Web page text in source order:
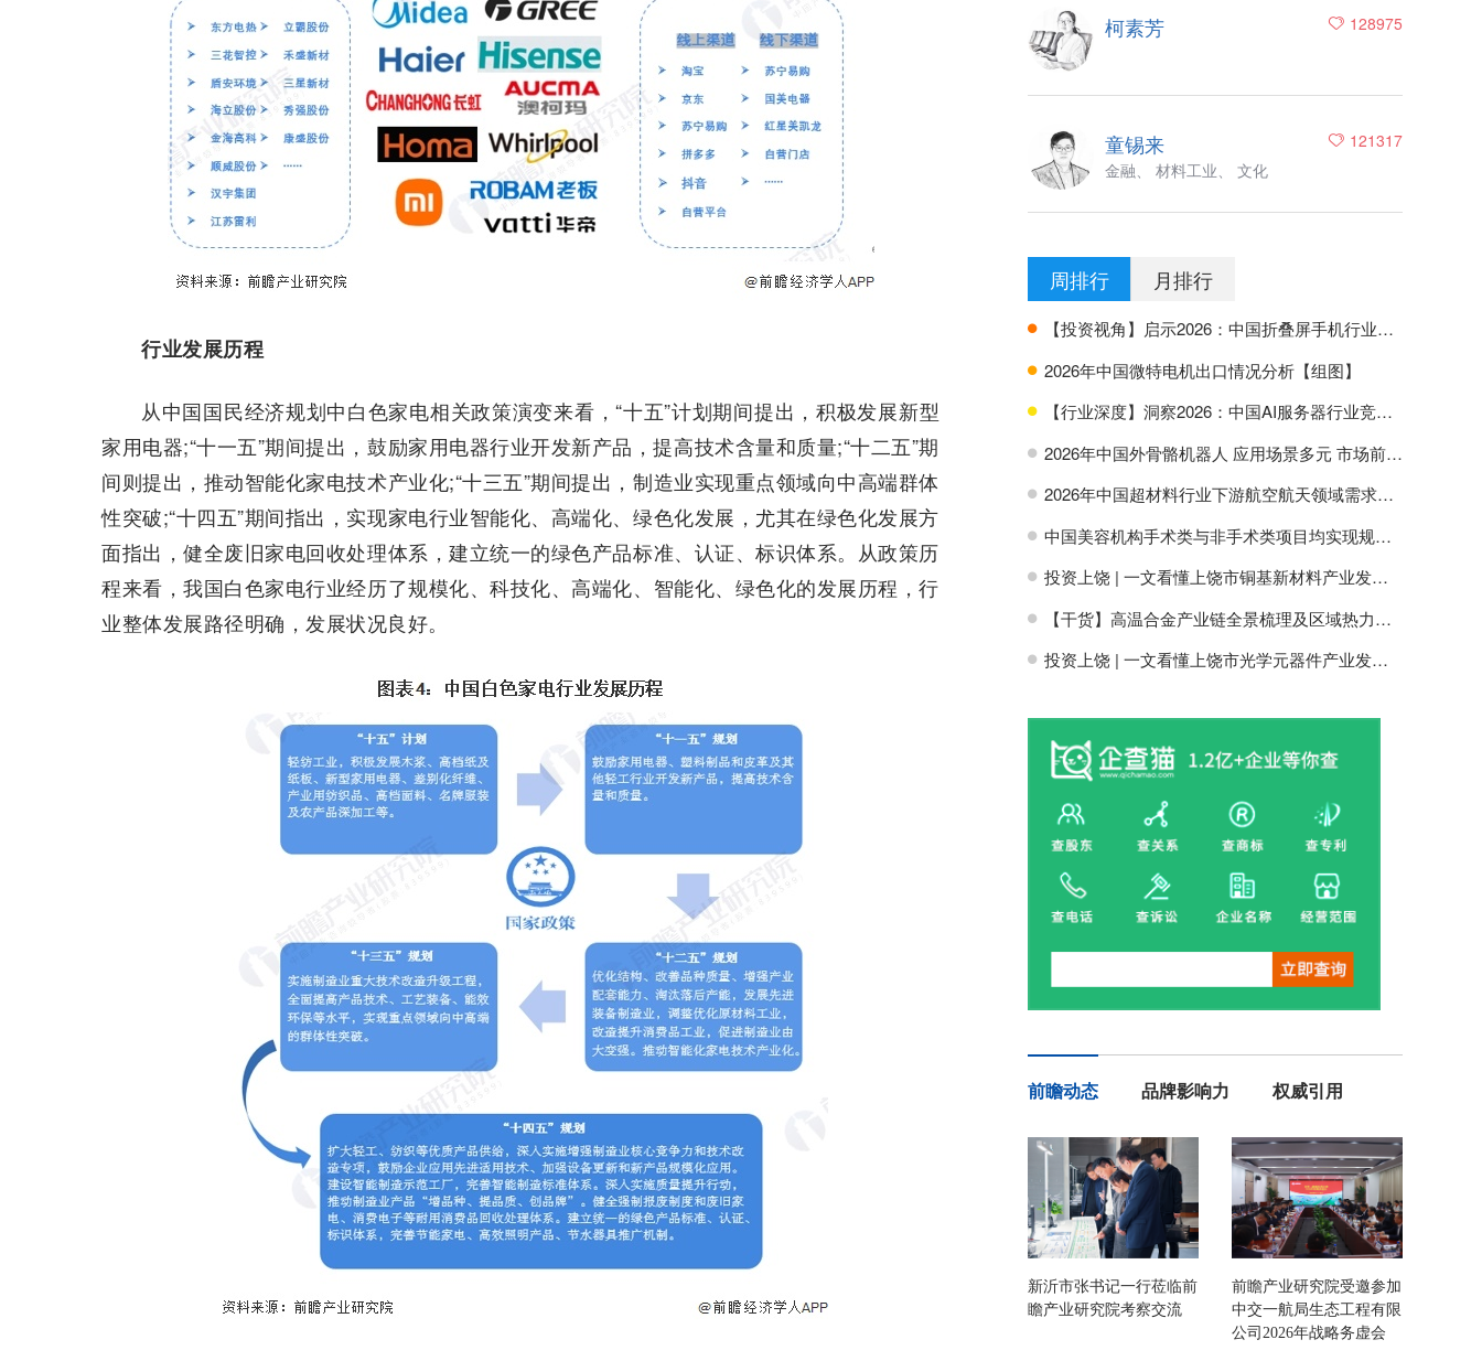
行业发展历程
从中国国民经济规划中白色家电相关政策演变来看，“十五”计划期间提出，积极发展新型
家用电器;“十一五”期间提出，鼓励家用电器行业开发新产品，提高技术含量和质量;“十二五”期
间则提出，推动智能化家电技术产业化;“十三五”期间提出，制造业实现重点领域向中高端群体
性突破;“十四五”期间指出，实现家电行业智能化、高端化、绿色化发展，尤其在绿色化发展方
面指出，健全废旧家电回收处理体系，建立统一的绿色产品标准、认证、标识体系。从政策历
程来看，我国白色家电行业经历了规模化、科技化、高端化、智能化、绿色化的发展历程，行
业整体发展路径明确，发展状况良好。
128975
柯素芳
121317
童锡来
金融、 材料工业、 文化
周排行 月排行
H 【投资视角】启示2026：中国折叠屏手机行业投融资及兼并重组分析
H 2026年中国微特电机出口情况分析【组图】
H 【行业深度】洞察2026：中国AI服务器行业竞争格局及市场份额
H 2026年中国外骨骼机器人 应用场景多元 市场前景广阔【组图】
H 2026年中国超材料行业下游航空航天领域需求分析【组图】
H 中国美容机构手术类与非手术类项目均实现规模增长【组图】
H 投资上饶 | 一文看懂上饶市铜基新材料产业发展现状与投资机会前瞻
H 【干货】高温合金产业链全景梳理及区域热力地图
H 投资上饶 | 一文看懂上饶市光学元器件产业发展现状与投资机会前瞻
前瞻动态 品牌影响力 权威引用
新沂市张书记一行莅临前
瞻产业研究院考察交流
前瞻产业研究院受邀参加
中交一航局生态工程有限
公司2026年战略务虚会